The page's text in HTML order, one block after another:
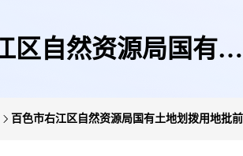
区自然资源局国有土
百色市右江区自然资源局国有土地划拨用地批